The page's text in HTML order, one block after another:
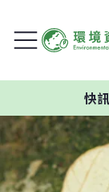
快訊